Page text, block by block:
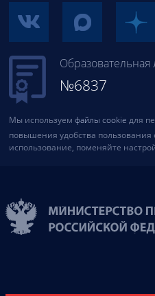
Образовательная
№6837
Мы используем файлы cookie для
повышения удобства
использование, поменяйте